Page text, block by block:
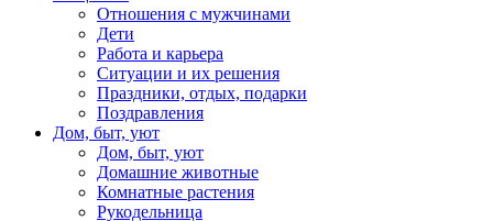
Отношения с мужчинами
Дети
Работа и карьера
Ситуации и их решения
Праздники, отдых, подарки
Поздравления
Дом, быт, уют
Дом, быт, уют
Домашние животные
Комнатные растения
Рукодельница